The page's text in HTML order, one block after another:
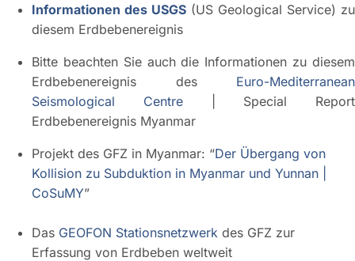
Informationen des USGS (US Geological Service) zu
diesem Erdbebenereignis
Bitte beachten Sie auch die Informationen zu diesem
Erdbebenereignis des
Euro-Mediterranean
Seismological Centre| Special Report
Erdbebenereignis Myanmar
Projekt des GFZ in Myanmar: “Der Übergang von
Kollision zu Subduktion in Myanmar und Yunnan |
CoSuMY”
Das GEOFON Stationsnetzwerk des GFZ zur
Erfassung von Erdbeben weltweit